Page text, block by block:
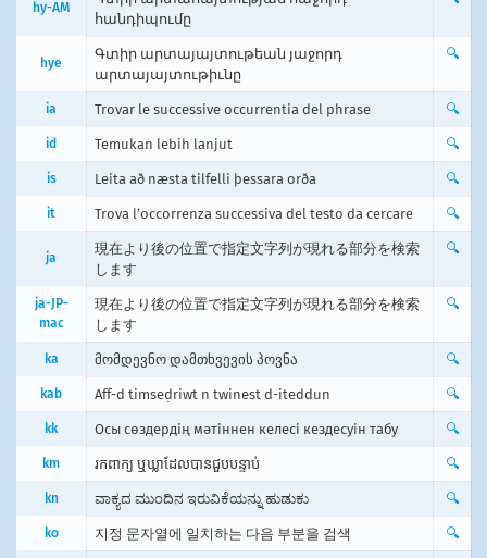
hy-AM
հանդիպումը
hye
Գտիր արտայայտութեան յաջորդ
արտայայտութիւնը
🔍
ia Trovar le successive occurrentia del phrase 🔍
id Temukan lebih lanjut 🔍
is Leita að næsta tilfelli þessara orða 🔍
it Trova l’occorrenza successiva del testo da cercare 🔍
ja
現在より後の位置で指定文字列が現れる部分を検索
します
🔍
ja-JP-
mac
現在より後の位置で指定文字列が現れる部分を検索
します
🔍
ka მომდევნო დამთხვევის პოვნა 🔍
kab Aff-d timseḍriwt n twinest d-iteddun 🔍
kk Осы сөздердің мәтіннен келесі кездесуін табу 🔍
km រក​ពាក្យ ឬ​ឃ្លា​ដែល​បាន​ជួប​បន្ទាប់ 🔍
kn ವಾಕ್ಯದ ಮುಂದಿನ ಇರುವಿಕೆಯನ್ನು ಹುಡುಕು 🔍
ko 지정 문자열에 일치하는 다음 부분을 검색 🔍